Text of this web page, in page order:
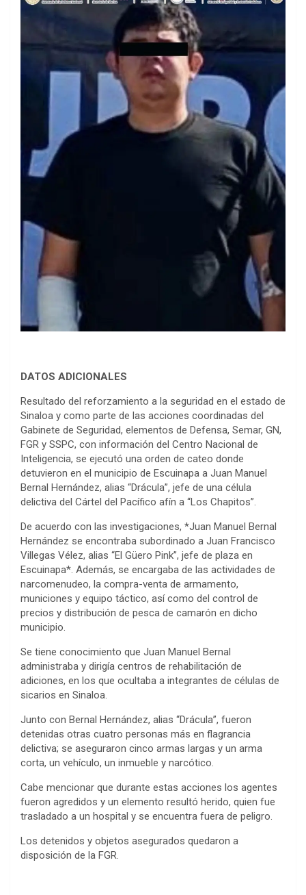
DATOS ADICIONALES
Resultado del reforzamiento a la seguridad en el estado de
Sinaloa y como parte de las acciones coordinadas del
Gabinete de Seguridad, elementos de Defensa, Semar, GN,
FGR y SSPC, con información del Centro Nacional de
Inteligencia, se ejecutó una orden de cateo donde
detuvieron en el municipio de Escuinapa a Juan Manuel
Bernal Hernández, alias “Drácula”, jefe de una célula
delictiva del Cártel del Pacífico afín a “Los Chapitos”.
De acuerdo con las investigaciones, *Juan Manuel Bernal
Hernández se encontraba subordinado a Juan Francisco
Villegas Vélez, alias “El Güero Pink”, jefe de plaza en
Escuinapa*. Además, se encargaba de las actividades de
narcomenudeo, la compra-venta de armamento,
municiones y equipo táctico, así como del control de
precios y distribución de pesca de camarón en dicho
municipio.
Se tiene conocimiento que Juan Manuel Bernal
administraba y dirigía centros de rehabilitación de
adiciones, en los que ocultaba a integrantes de células de
sicarios en Sinaloa.
Junto con Bernal Hernández, alias “Drácula”, fueron
detenidas otras cuatro personas más en flagrancia
delictiva; se aseguraron cinco armas largas y un arma
corta, un vehículo, un inmueble y narcótico.
Cabe mencionar que durante estas acciones los agentes
fueron agredidos y un elemento resultó herido, quien fue
trasladado a un hospital y se encuentra fuera de peligro.
Los detenidos y objetos asegurados quedaron a
disposición de la FGR.